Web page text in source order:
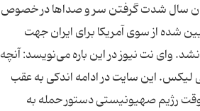
بود. سال 2010 را بسیاری از تحلیل‌گران سال شدت گرفتن سر و صداها در خصوص
شده از سوی آمریکا برای ایران جهت
وای نت نیوز در این باره می‌نویسد: آنچه
ویکی لیکس. این سایت در ادامه اندکی به عقب
میلادی بود که نخست وزیر وقت رژیم صهیونیستی دستور حمله به